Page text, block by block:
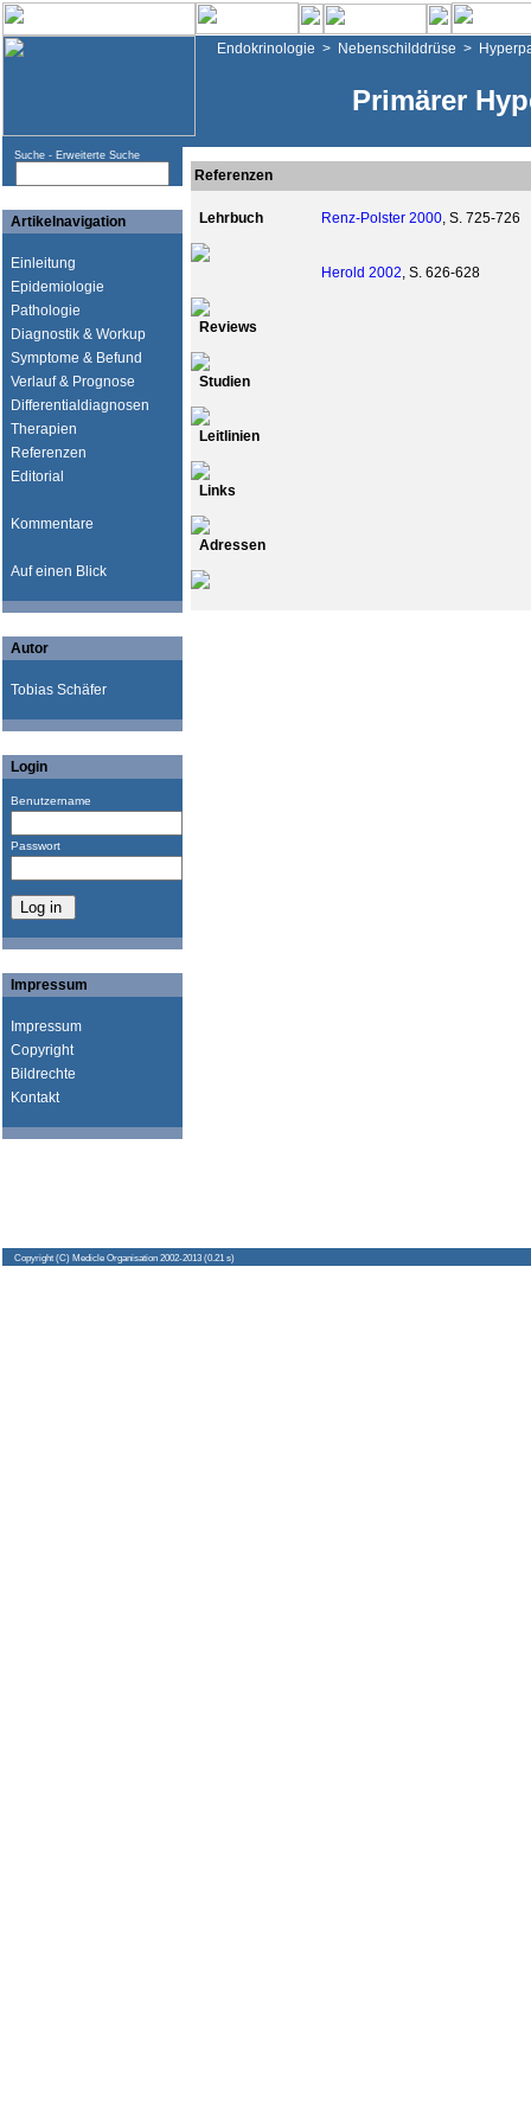
Endokrinologie > Nebenschilddrüse >
Primärer
Suche - Erweiterte Suche
Artikelnavigation
Einleitung
Epidemiologie
Pathologie
Diagnostik & Workup
Symptome & Befund
Verlauf & Prognose
Differentialdiagnosen
Therapien
Referenzen
Editorial
Kommentare
Auf einen Blick
Autor
Tobias Schäfer
Login
Benutzername
Passwort
Impressum
Impressum
Copyright
Bildrechte
Kontakt
Referenzen
Lehrbuch Renz-Polster 2000, S. 725-726
Herold 2002, S. 626-628
Reviews
Studien
Leitlinien
Links
Adressen
Copyright (C) Medicle Organisation 2002-2013 (0.21 s)